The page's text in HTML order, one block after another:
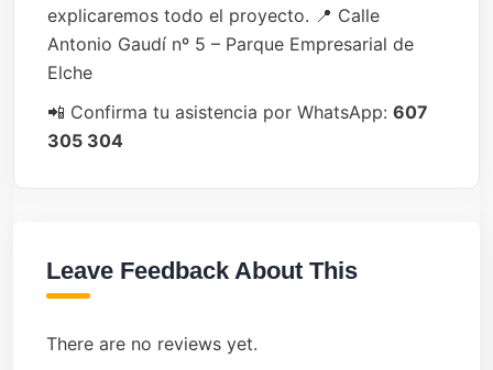
explicaremos todo el proyecto. 📍 Calle
Antonio Gaudí nº 5 – Parque Empresarial de
Elche
📲 Confirma tu asistencia por WhatsApp: 607
305 304
Leave Feedback About This
There are no reviews yet.